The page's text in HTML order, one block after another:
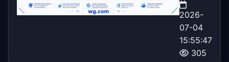
2026-
07-04
15:55:47
305